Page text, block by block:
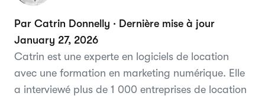
Par Catrin Donnelly · Dernière mise à jour
January 27, 2026
Catrin est une experte en logiciels de location
avec une formation en marketing numérique. Elle
a interviewé plus de 1 000 entreprises de location